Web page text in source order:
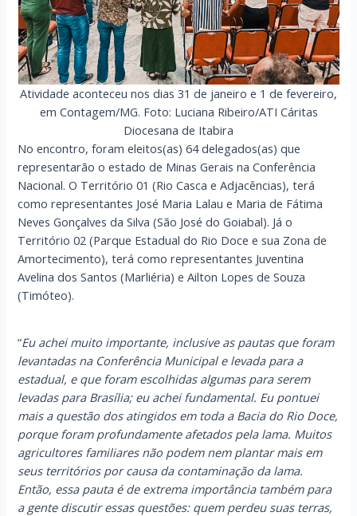
Atividade aconteceu nos dias 31 de janeiro e 1 de fevereiro,
em Contagem/MG. Foto: Luciana Ribeiro/ATI Cáritas
Diocesana de Itabira
No encontro, foram eleitos(as) 64 delegados(as) que
representarão o estado de Minas Gerais na Conferência
Nacional. O Território 01 (Rio Casca e Adjacências), terá
como representantes José Maria Lalau e Maria de Fátima
Neves Gonçalves da Silva (São José do Goiabal). Já o
Território 02 (Parque Estadual do Rio Doce e sua Zona de
Amortecimento), terá como representantes Juventina
Avelina dos Santos (Marliéria) e Ailton Lopes de Souza
(Timóteo).
“Eu achei muito importante, inclusive as pautas que foram
levantadas na Conferência Municipal e levada para a
estadual, e que foram escolhidas algumas para serem
levadas para Brasília; eu achei fundamental. Eu pontuei
mais a questão dos atingidos em toda a Bacia do Rio Doce,
porque foram profundamente afetados pela lama. Muitos
agricultores familiares não podem nem plantar mais em
seus territórios por causa da contaminação da lama.
Então, essa pauta é de extrema importância também para
a gente discutir essas questões: quem perdeu suas terras,